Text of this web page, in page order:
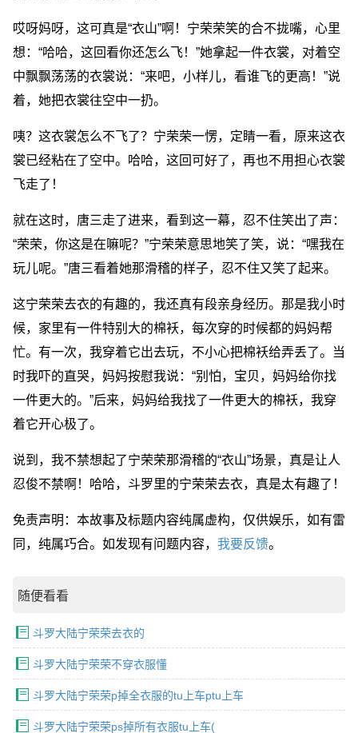
哎呀妈呀，这可真是“衣山”啊！宁荣荣笑的合不拢嘴，心里
想：“哈哈，这回看你还怎么飞！”她拿起一件衣裳，对着空
中飘飘荡荡的衣裳说：“来吧，小样儿，看谁飞的更高！”说
着，她把衣裳往空中一扔。
咦？这衣裳怎么不飞了？宁荣荣一愣，定睛一看，原来这衣
裳已经粘在了空中。哈哈，这回可好了，再也不用担心衣裳
飞走了！
就在这时，唐三走了进来，看到这一幕，忍不住笑出了声：
“荣荣，你这是在嘛呢？”宁荣荣意思地笑了笑，说：“嘿我在
玩儿呢。”唐三看着她那滑稽的样子，忍不住又笑了起来。
这宁荣荣去衣的有趣的，我还真有段亲身经历。那是我小时
候，家里有一件特别大的棉袄，每次穿的时候都的妈妈帮
忙。有一次，我穿着它出去玩，不小心把棉袄给弄丢了。当
时我吓的直哭，妈妈按慰我说：“别怕，宝贝，妈妈给你找
一件更大的。”后来，妈妈给我找了一件更大的棉袄，我穿
着它开心极了。
说到，我不禁想起了宁荣荣那滑稽的“衣山”场景，真是让人
忍俊不禁啊！哈哈，斗罗里的宁荣荣去衣，真是太有趣了！
免责声明：本故事及标题内容纯属虚构，仅供娱乐，如有雷
同，纯属巧合。如发现有问题内容， 我要反馈。
随便看看
斗罗大陆宁荣荣去衣的
斗罗大陆宁荣荣不穿衣服懂
斗罗大陆宁荣荣p掉全衣服的tu上车ptu上车
斗罗大陆宁荣荣ps掉所有衣服tu上车(